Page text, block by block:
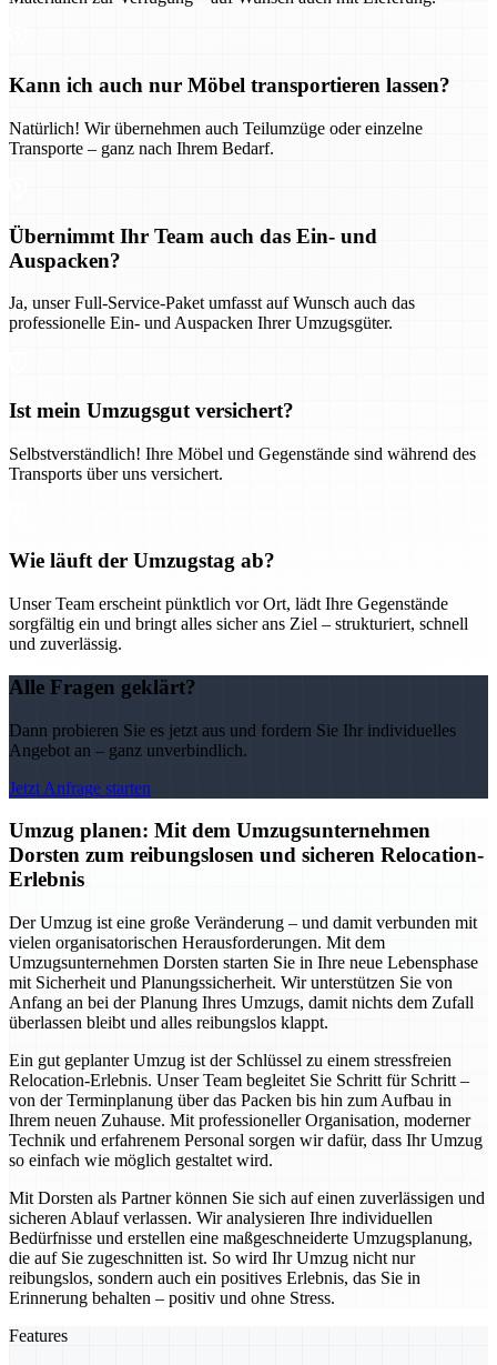
Kann ich auch nur Möbel transportieren lassen?
Natürlich! Wir übernehmen auch Teilumzüge oder einzelne
Transporte – ganz nach Ihrem Bedarf.
Übernimmt Ihr Team auch das Ein- und
Auspacken?
Ja, unser Full-Service-Paket umfasst auf Wunsch auch das
professionelle Ein- und Auspacken Ihrer Umzugsgüter.
Ist mein Umzugsgut versichert?
Selbstverständlich! Ihre Möbel und Gegenstände sind während des
Transports über uns versichert.
Wie läuft der Umzugstag ab?
Unser Team erscheint pünktlich vor Ort, lädt Ihre Gegenstände
sorgfältig ein und bringt alles sicher ans Ziel – strukturiert, schnell
und zuverlässig.
Alle Fragen geklärt?
Dann probieren Sie es jetzt aus und fordern Sie Ihr individuelles
Angebot an – ganz unverbindlich.
Jetzt Anfrage starten
Umzug planen: Mit dem Umzugsunternehmen
Dorsten zum reibungslosen und sicheren Relocation-
Erlebnis
Der Umzug ist eine große Veränderung – und damit verbunden mit
vielen organisatorischen Herausforderungen. Mit dem
Umzugsunternehmen Dorsten starten Sie in Ihre neue Lebensphase
mit Sicherheit und Planungssicherheit. Wir unterstützen Sie von
Anfang an bei der Planung Ihres Umzugs, damit nichts dem Zufall
überlassen bleibt und alles reibungslos klappt.
Ein gut geplanter Umzug ist der Schlüssel zu einem stressfreien
Relocation-Erlebnis. Unser Team begleitet Sie Schritt für Schritt –
von der Terminplanung über das Packen bis hin zum Aufbau in
Ihrem neuen Zuhause. Mit professioneller Organisation, moderner
Technik und erfahrenem Personal sorgen wir dafür, dass Ihr Umzug
so einfach wie möglich gestaltet wird.
Mit Dorsten als Partner können Sie sich auf einen zuverlässigen und
sicheren Ablauf verlassen. Wir analysieren Ihre individuellen
Bedürfnisse und erstellen eine maßgeschneiderte Umzugsplanung,
die auf Sie zugeschnitten ist. So wird Ihr Umzug nicht nur
reibungslos, sondern auch ein positives Erlebnis, das Sie in
Erinnerung behalten – positiv und ohne Stress.
Features